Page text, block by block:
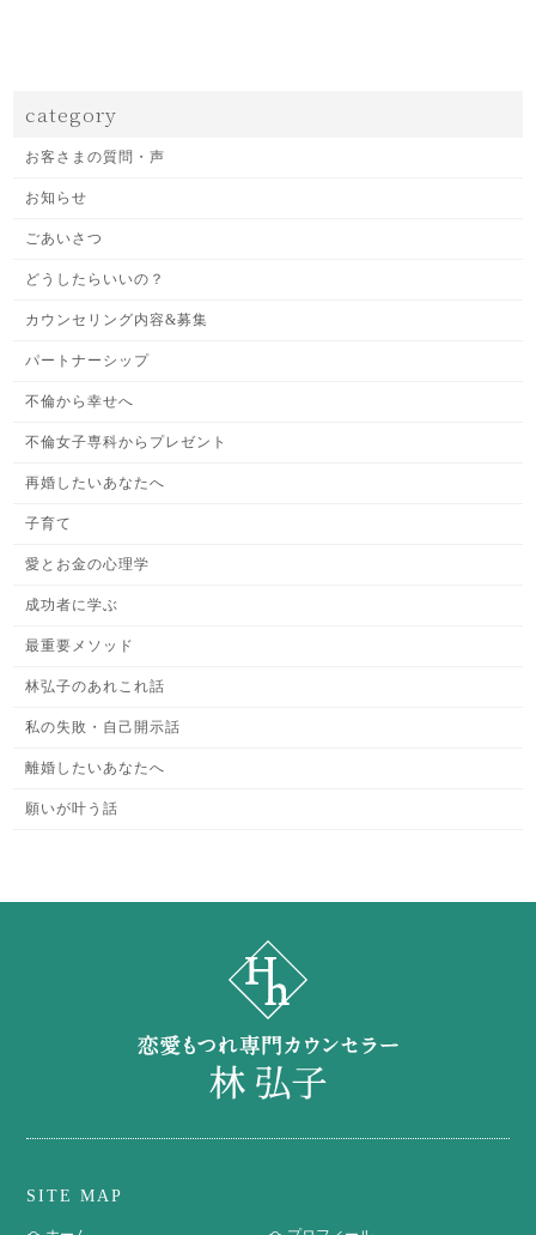
category
お客さまの質問・声
お知らせ
ごあいさつ
どうしたらいいの？
カウンセリング内容&募集
パートナーシップ
不倫から幸せへ
不倫女子専科からプレゼント
再婚したいあなたへ
子育て
愛とお金の心理学
成功者に学ぶ
最重要メソッド
林弘子のあれこれ話
私の失敗・自己開示話
離婚したいあなたへ
願いが叶う話
SITE MAP